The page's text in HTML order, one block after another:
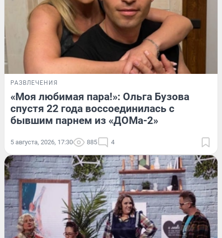
РАЗВЛЕЧЕНИЯ
«Моя любимая пара!»: Ольга Бузова
спустя 22 года воссоединилась с
бывшим парнем из «ДОМа-2»
5 августа, 2026, 17:30 885 4